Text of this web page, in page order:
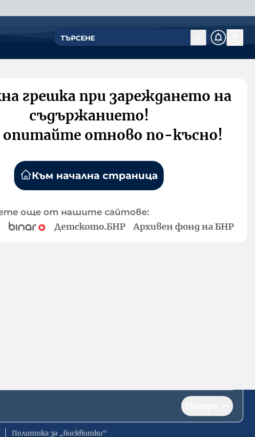
грешка при зареждането на
съдържанието!
отново по-късно!
Към начална страница
още от нашите сайтове:
Детското.БНР Архивен фонд на БНР
Политика за „бисквитки“